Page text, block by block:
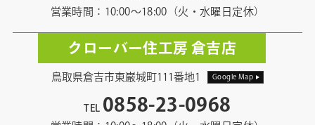
営業時間：10:00〜18:00（火・水曜日定休）
クローバー住工房 倉吉店
鳥取県倉吉市東巌城町111番地1 Google Map
TEL 0858-23-0968